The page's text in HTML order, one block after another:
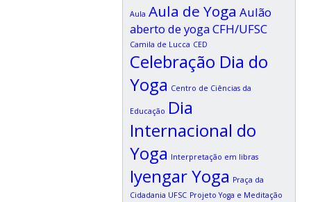
Aula Aula de Yoga Aulão
aberto de yoga CFH/UFSC
Camila de Lucca CED
Celebração Dia do
Yoga Centro de Ciências da
Educação Dia
Internacional do
Yoga Interpretação em libras
Iyengar Yoga Praça da
Cidadania UFSC Projeto Yoga e Meditação